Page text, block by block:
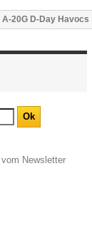
A-20G D-Day Havocs
Newsletter